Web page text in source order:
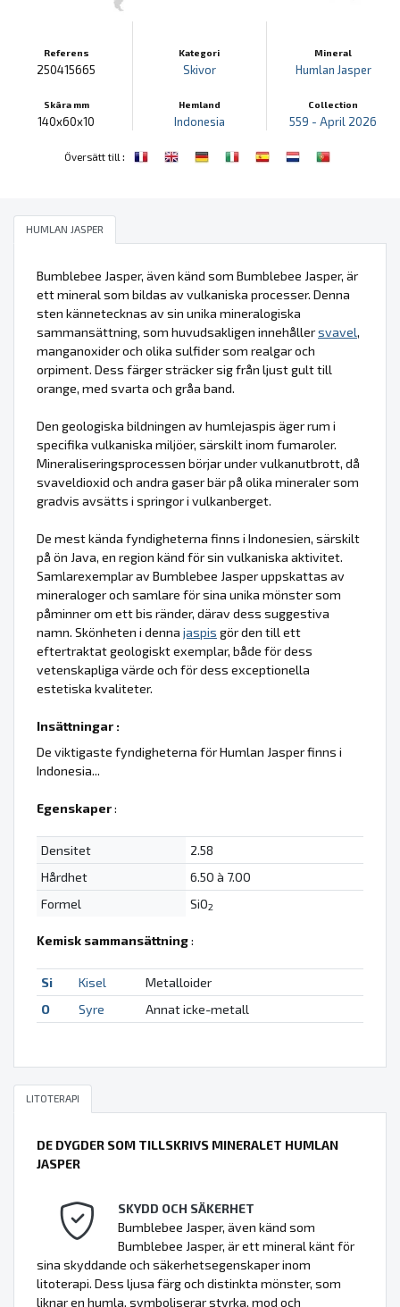
Referens
250415665
Skära mm
140x60x10
Kategori
Skivor
Hemland
Indonesia
Mineral
Humlan Jasper
Collection
559 - April 2026
Översätt till :
HUMLAN JASPER
Bumblebee Jasper, även känd som Bumblebee Jasper, är
ett mineral som bildas av vulkaniska processer. Denna
sten kännetecknas av sin unika mineralogiska
sammansättning, som huvudsakligen innehållersvavel,
manganoxider och olika sulfider som realgar och
orpiment. Dess färger sträcker sig från ljust gult till
orange, med svarta och gråa band.
Den geologiska bildningen av humlejaspis äger rum i
specifika vulkaniska miljöer, särskilt inom fumaroler.
Mineraliseringsprocessen börjar under vulkanutbrott, då
svaveldioxid och andra gaser bär på olika mineraler som
gradvis avsätts i springor i vulkanberget.
De mest kända fyndigheterna finns i Indonesien, särskilt
på ön Java, en region känd för sin vulkaniska aktivitet.
Samlarexemplar av Bumblebee Jasper uppskattas av
mineraloger och samlare för sina unika mönster som
påminner om ett bis ränder, därav dess suggestiva
namn. Skönheten i denna jaspis gör den till ett
eftertraktat geologiskt exemplar, både för dess
vetenskapliga värde och för dess exceptionella
estetiska kvaliteter.
Insättningar :
De viktigaste fyndigheterna för Humlan Jasper finns i
Indonesia...
Egenskaper:
Densitet
2.58
Hårdhet
6.50 à 7.00
Formel
SiO2
Kemisk sammansättning:
Si Kisel
Metalloider
O
Syre Annat icke-metall
LITOTERAPI
DE DYGDER SOM TILLSKRIVS MINERALET HUMLAN
JASPER
SKYDD OCH SÄKERHET
Bumblebee Jasper, även känd som
Bumblebee Jasper, är ett mineral känt för
sina skyddande och säkerhetsegenskaper inom
litoterapi. Dess ljusa färg och distinkta mönster, som
liknar en humla, symboliserar styrka, mod och